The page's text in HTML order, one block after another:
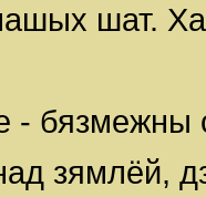
шат.
- бязмежны
зямлёй,